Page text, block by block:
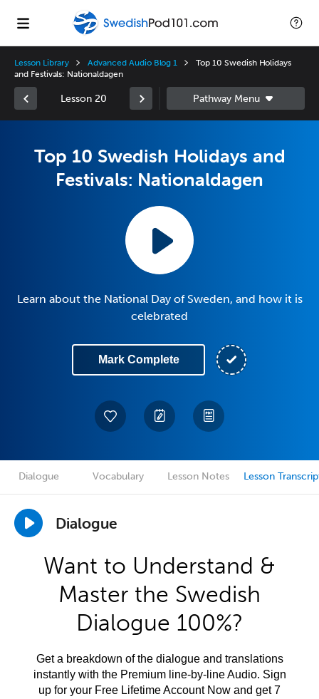
Lesson Library Advanced Audio Blog 1
Top 10 Swedish Holidays
and Festivals: Nationaldagen
Lesson 20
Top 10 Swedish Holidays and
Festivals: Nationaldagen
Learn about the National Day of Sweden, and how it is
celebrated
Mark Complete
Dialogue Vocabulary Lesson Notes Lesson
Dialogue
Want to Understand &
Master the Swedish
Dialogue 100%?
Get a breakdown of the dialogue and translations
instantly with the Premium line-by-line Audio. Sign
up for your Free Lifetime Account Now and get 7